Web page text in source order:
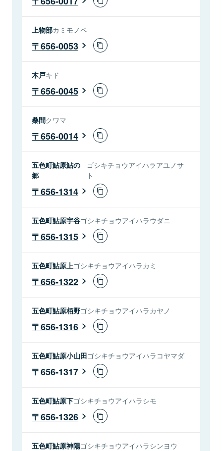
上物部カミモノベ
656-0053
木戸キド
656-0045
桑間クワマ
656-0014
五色町鮎原鮎の
郷
ゴシキチョウアイハラアユノサ
ト
656-1314
五色町鮎原宇谷ゴシキチョウアイハラウダニ
656-1315
五色町鮎原上ゴシキチョウアイハラカミ
656-1322
五色町鮎原栢野ゴシキチョウアイハラカヤノ
656-1316
五色町鮎原小山田ゴシキチョウアイハラコヤマダ
656-1317
五色町鮎原下ゴシキチョウアイハラシモ
656-1326
五色町鮎原神陽ゴシキチョウアイハラシンヨウ